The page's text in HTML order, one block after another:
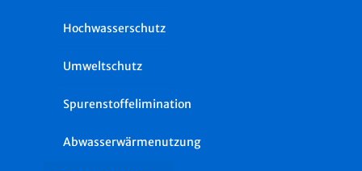
Hochwasserschutz
Umweltschutz
Spurenstoffelimination
Abwasserwärmenutzung